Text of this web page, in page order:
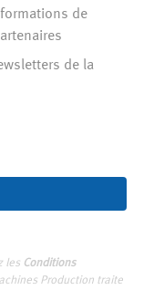
de
de la
les Conditions
Production traite